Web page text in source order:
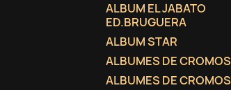
ALBUM EL JABATO
ED.BRUGUERA
ALBUM STAR
ALBUMES DE CROMOS
ALBUMES DE CROMOS